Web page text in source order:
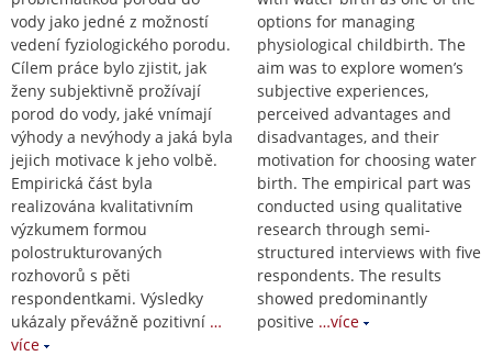
vody jako jedné z možností
vedení fyziologického porodu.
Cílem práce bylo zjistit, jak
ženy subjektivně prožívají
porod do vody, jaké vnímají
výhody a nevýhody a jaká byla
jejich motivace k jeho volbě.
Empirická část byla
realizována kvalitativním
výzkumem formou
polostrukturovaných
rozhovorů s pěti
respondentkami. Výsledky
ukázaly převážně pozitivní …
více
options for managing
physiological childbirth. The
aim was to explore women’s
subjective experiences,
perceived advantages and
disadvantages, and their
motivation for choosing water
birth. The empirical part was
conducted using qualitative
research through semi-
structured interviews with five
respondents. The results
showed predominantly
positive …více